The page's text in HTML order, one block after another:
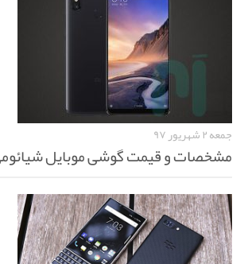
جمعه ۲ شهریور ۹۷
مشخصات و قیمت گوشی موبایل شیائومی Mi Max 3